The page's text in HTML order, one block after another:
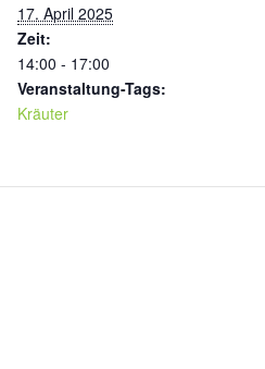
17. April 2025
Zeit:
14:00 - 17:00
Veranstaltung-Tags:
Kräuter